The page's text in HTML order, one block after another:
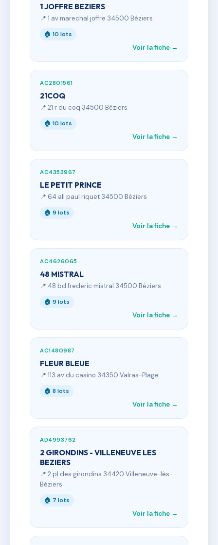
1 JOFFRE BEZIERS
📍 1 av marechal joffre 34500 Béziers
🏠 10 lots
Voir la fiche →
AC2801561
21COQ
📍 21 r du coq 34500 Béziers
🏠 10 lots
Voir la fiche →
AC4353967
LE PETIT PRINCE
📍 64 all paul riquet 34500 Béziers
🏠 9 lots
Voir la fiche →
AC4626065
48 MISTRAL
📍 48 bd frederic mistral 34500 Béziers
🏠 9 lots
Voir la fiche →
AC1480987
FLEUR BLEUE
📍 113 av du casino 34350 Valras-Plage
🏠 8 lots
Voir la fiche →
AD4993762
2 GIRONDINS - VILLENEUVE LES
BEZIERS
📍 2 pl des girondins 34420 Villeneuve-lès-
Béziers
🏠 7 lots
Voir la fiche →